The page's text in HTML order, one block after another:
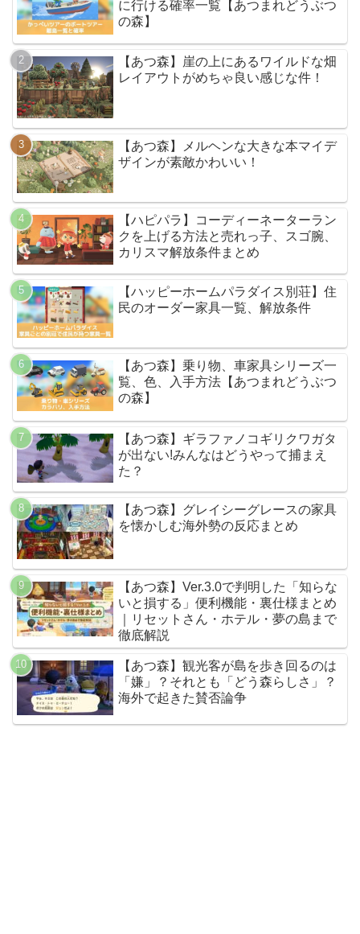
に行ける確率一覧【あつまれどうぶつ
の森】
【あつ森】崖の上にあるワイルドな畑
レイアウトがめちゃ良い感じな件！
【あつ森】メルヘンな大きな本マイデ
ザインが素敵かわいい！
【ハピパラ】コーディーネーターラン
クを上げる方法と売れっ子、スゴ腕、
カリスマ解放条件まとめ
【ハッピーホームパラダイス別荘】住
民のオーダー家具一覧、解放条件
【あつ森】乗り物、車家具シリーズ一
覧、色、入手方法【あつまれどうぶつ
の森】
【あつ森】ギラファノコギリクワガタ
が出ない!みんなはどうやって捕まえ
た？
【あつ森】グレイシーグレースの家具
を懐かしむ海外勢の反応まとめ
【あつ森】Ver.3.0で判明した「知らな
いと損する」便利機能・裏仕様まとめ
｜リセットさん・ホテル・夢の島まで
徹底解説
【あつ森】観光客が島を歩き回るのは
「嫌」？それとも「どう森らしさ」？
海外で起きた賛否論争